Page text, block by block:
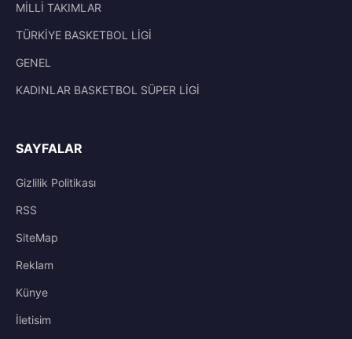
MİLLİ TAKIMLAR
TÜRKİYE BASKETBOL LİGİ
GENEL
KADINLAR BASKETBOL SÜPER LİGİ
SAYFALAR
Gizlilik Politikası
RSS
SiteMap
Reklam
Künye
İletisim